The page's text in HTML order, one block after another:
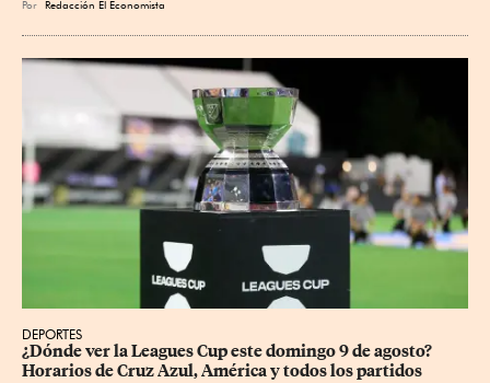
Por Redacción El Economista
DEPORTES
¿Dónde ver la Leagues Cup este domingo 9 de agosto?
Horarios de Cruz Azul, América y todos los partidos